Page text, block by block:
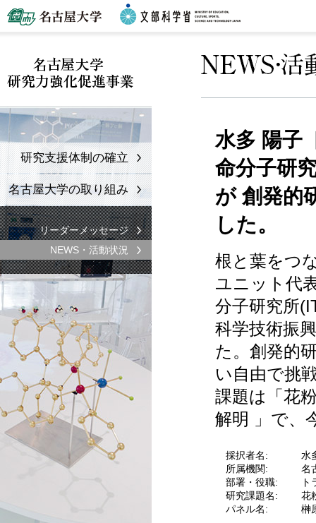
水多 陽子
命分子研
が 創発的
した。
根と葉をつ
ユニット代
分子研究所
科学技術振
た。創発的
い自由で挑
課題は「花
解明 」で、
採択者名:
所属機関:
部署・役職:
研究課題名:
パネル名:
水
名
花
榊
研究支援体制の確立
名古屋大学の取り組み
リーダーメッセージ
NEWS・活動状況